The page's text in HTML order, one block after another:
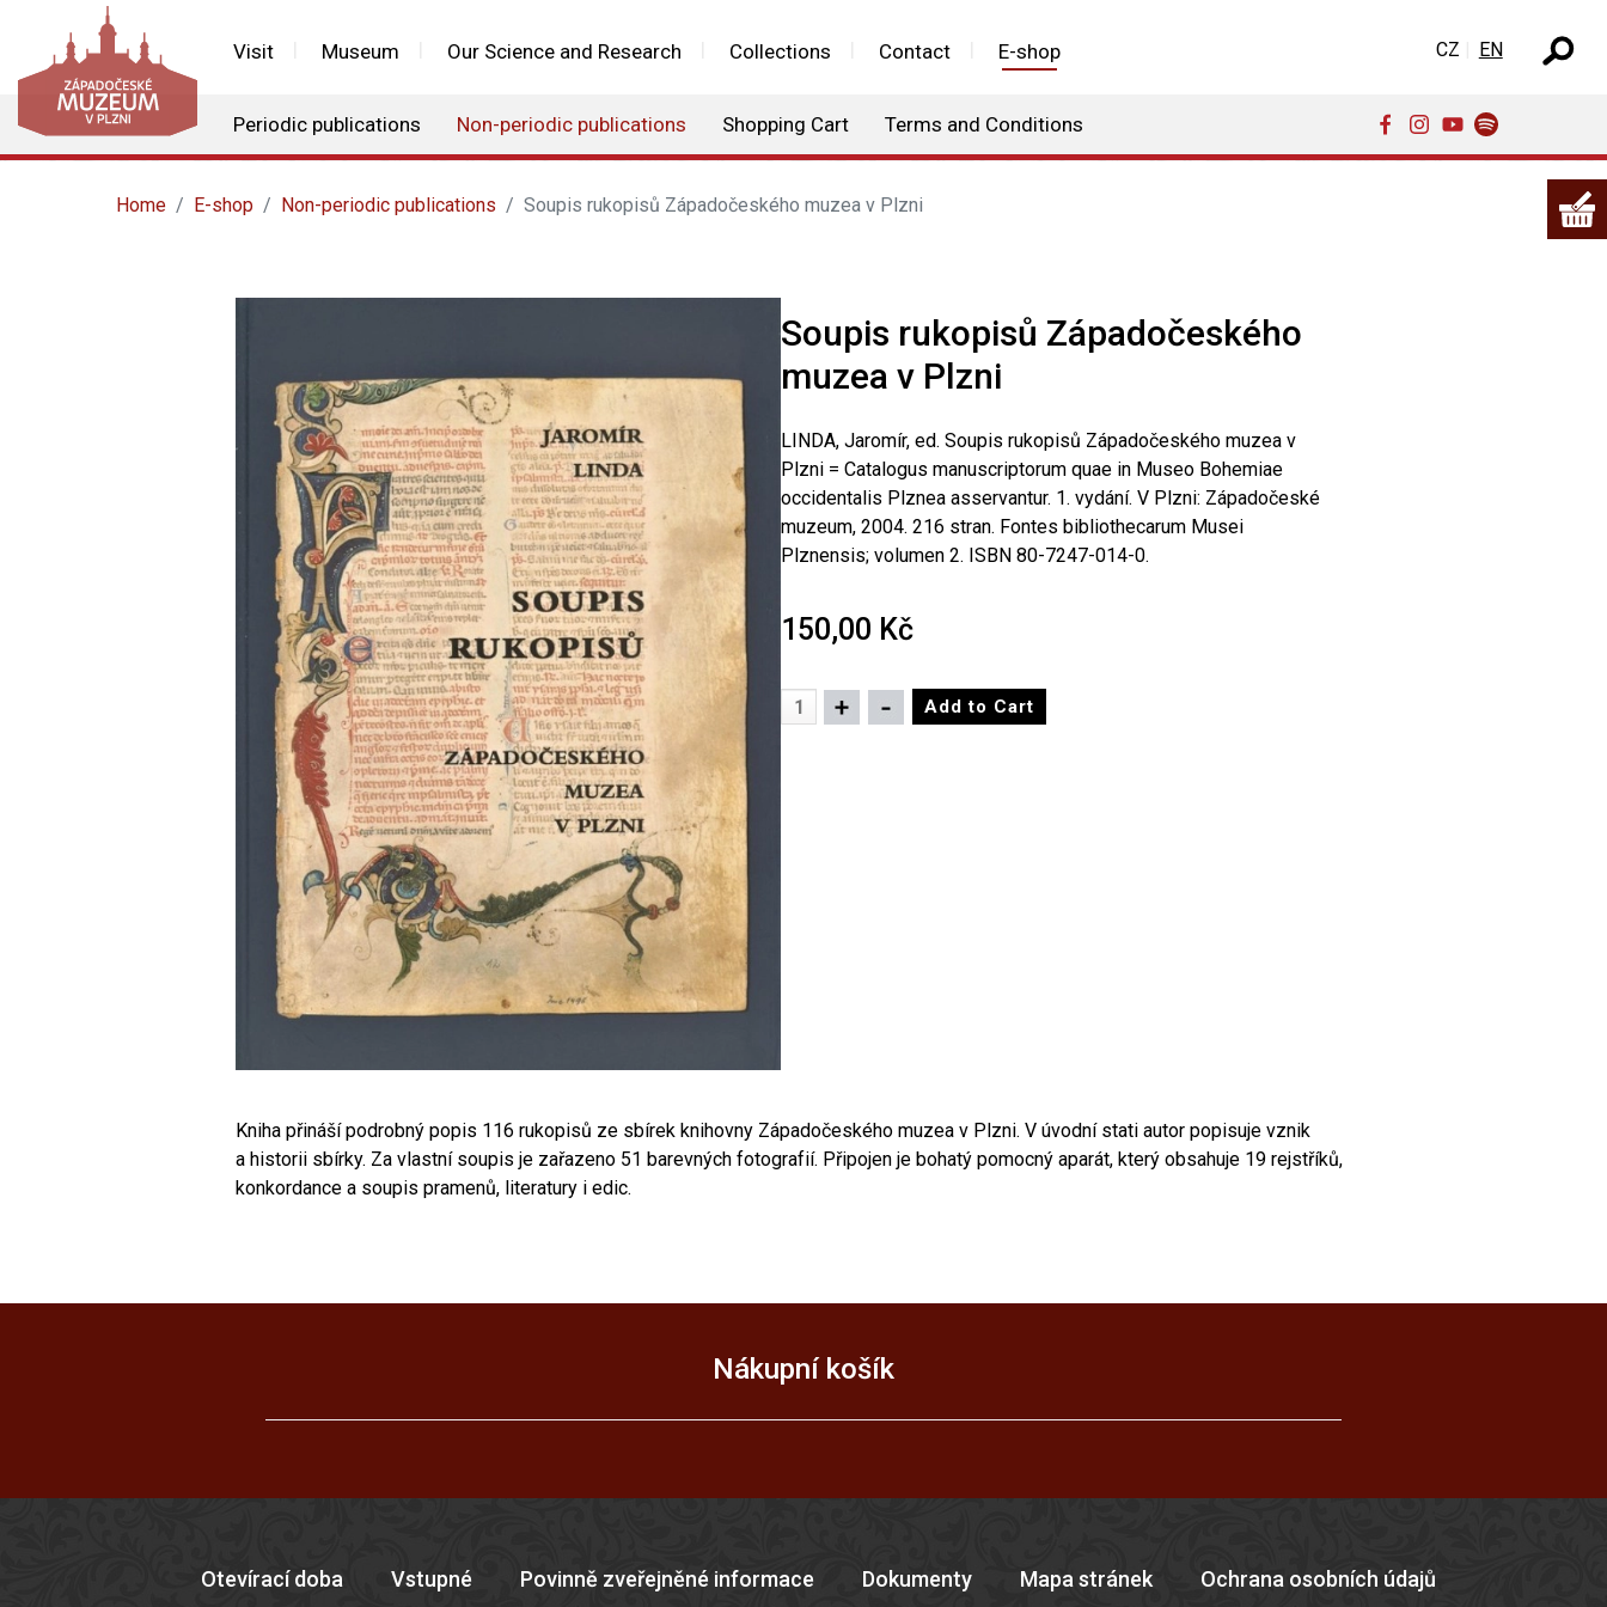
Visit Museum Our Science and Research Collections Contact E-shop
Periodic publications Non-periodic publications Shopping Cart Terms and Conditions
Select your language
CZ EN
Home E-shop Non-periodic publications Soupis rukopisů Západočeského muzea v Plzni
Soupis rukopisů Západočeského
muzea v Plzni
LINDA, Jaromír, ed. Soupis rukopisů Západočeského muzea v
Plzni = Catalogus manuscriptorum quae in Museo Bohemiae
occidentalis Plznea asservantur. 1. vydání. V Plzni: Západočeské
muzeum, 2004. 216 stran. Fontes bibliothecarum Musei
Plznensis; volumen 2. ISBN 80-7247-014-0.
150,00 Kč
Kniha přináší podrobný popis 116 rukopisů ze sbírek knihovny Západočeského muzea v Plzni. V úvodní stati autor popisuje vznik
a historii sbírky. Za vlastní soupis je zařazeno 51 barevných fotografií. Připojen je bohatý pomocný aparát, který obsahuje 19 rejstříků,
konkordance a soupis pramenů, literatury i edic.
Nákupní košík
Otevírací doba Vstupné Povinně zveřejněné informace Dokumenty Mapa stránek Ochrana osobních údajů